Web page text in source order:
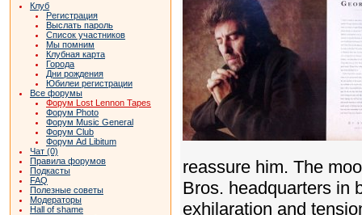
Клуб
Регистрация
Выслать пароль
Список участников
Мы помним
Клубная карта
Города
Дни рождения
Юбилеи регистрации
Все форумы
Форум Lost Lennon Tapes
Форум Photo
Форум Music General
Форум Club
Форум Ad Libitum
Чат (0)
Правила форумов
Подкасты
FAQ
Полезные советы
Модераторы
Hall of shame
reassure him. The
Bros. headquarters in
exhilaration and